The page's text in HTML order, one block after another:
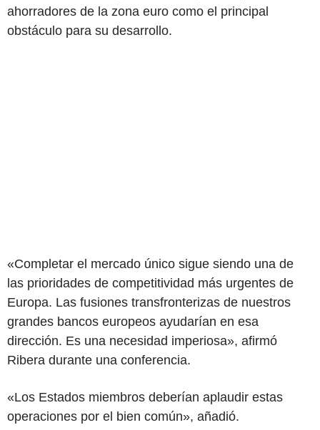
ahorradores de la zona euro como el principal
obstáculo para su desarrollo.
«Completar el mercado único sigue siendo una de
las prioridades de competitividad más urgentes de
Europa. Las fusiones transfronterizas de nuestros
grandes bancos europeos ayudarían en esa
dirección. Es una necesidad imperiosa», afirmó
Ribera durante una conferencia.
«Los Estados miembros deberían aplaudir estas
operaciones por el bien común», añadió.